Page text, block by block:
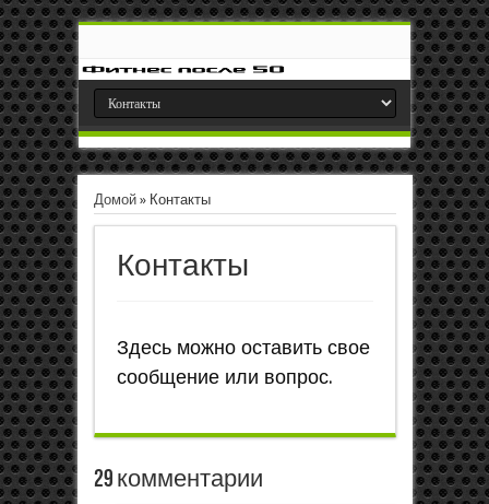
Домой» Контакты
Контакты
Здесь можно оставить свое
сообщение или вопрос.
29 комментарии